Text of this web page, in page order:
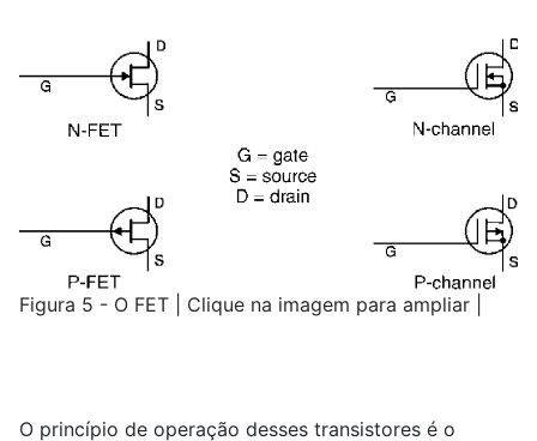
Figura 5 - O FET | Clique na imagem para ampliar |
O princípio de operação desses transistores é o